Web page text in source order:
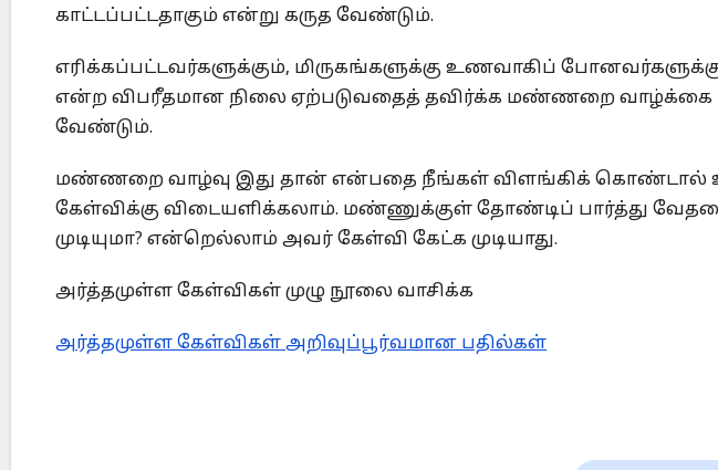
காட்டப்பட்டதாகும் என்று கருத வேண்டும்.
எரிக்கப்பட்டவர்களுக்கும், மிருகங்களுக்கு உணவாகிப்
என்ற விபரீதமான நிலை ஏற்படுவதைத் தவிர்க்க மண்ணறை வாழ்க்கை
வேண்டும்.
மண்ணறை வாழ்வு இது தான் என்பதை நீங்கள் விளங்கிக் கொண்டால்
கேள்விக்கு விடையளிக்கலாம். மண்ணுக்குள் தோண்டிப் பார்த்து
முடியுமா? என்றெல்லாம் அவர் கேள்வி கேட்க முடியாது.
அர்த்தமுள்ள கேள்விகள் முழு நூலை வாசிக்க
அர்த்தமுள்ள கேள்விகள் அறிவுப்பூர்வமான பதில்கள்